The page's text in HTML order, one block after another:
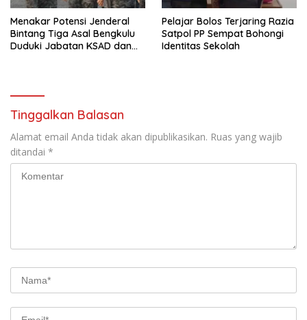
Menakar Potensi Jenderal
Bintang Tiga Asal Bengkulu
Duduki Jabatan KSAD dan
Pelajar Bolos Terjaring Razia
Satpol PP Sempat Bohongi
Identitas Sekolah
Tinggalkan Balasan
Alamat email Anda tidak akan dipublikasikan. Ruas yang wajib
ditandai *